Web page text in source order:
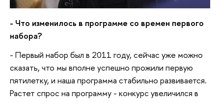
- Что изменилось в программе со времен первого
набора?
- Первый набор был в 2011 году, сейчас уже можно
сказать, что мы вполне успешно прожили первую
пятилетку, и наша программа стабильно развивается.
Растет спрос на программу - конкурс увеличился в